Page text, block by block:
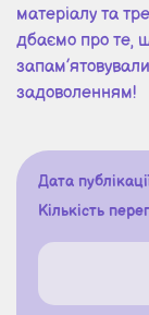
матеріалу та
дбаємо про те,
задоволенням!
Дата
Кількість